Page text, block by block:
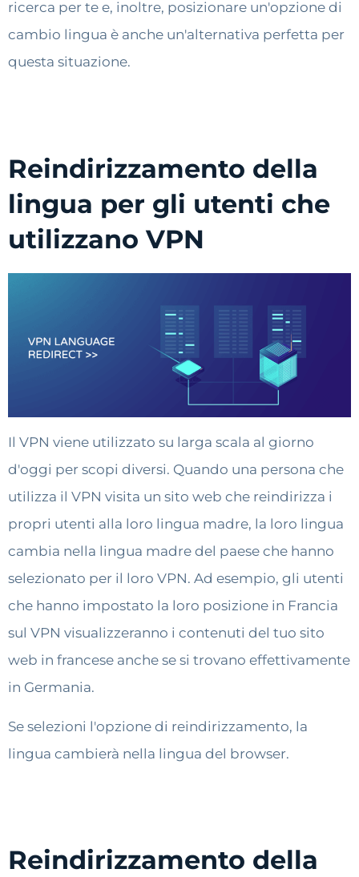
ricerca per te e, inoltre, posizionare un'opzione di
cambio lingua è anche un'alternativa perfetta per
questa situazione.
Reindirizzamento della
lingua per gli utenti che
utilizzano VPN
Il VPN viene utilizzato su larga scala al giorno
d'oggi per scopi diversi. Quando una persona che
utilizza il VPN visita un sito web che reindirizza i
propri utenti alla loro lingua madre, la loro lingua
cambia nella lingua madre del paese che hanno
selezionato per il loro VPN. Ad esempio, gli utenti
che hanno impostato la loro posizione in Francia
sul VPN visualizzeranno i contenuti del tuo sito
web in francese anche se si trovano effettivamente
in Germania.
Se selezioni l'opzione di reindirizzamento, la
lingua cambierà nella lingua del browser.
Reindirizzamento della